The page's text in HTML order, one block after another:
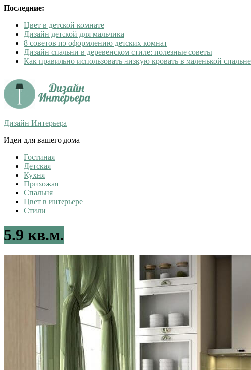
Последние:
Цвет в детской комнате
Дизайн детской для мальчика
8 советов по оформлению детских комнат
Дизайн спальни в деревенском стиле: полезные советы
Как правильно использовать низкую кровать в маленькой спальне
Дизайн Интерьера
Идеи для вашего дома
Гостиная
Детская
Кухня
Прихожая
Спальня
Цвет в интерьере
Стили
5.9 кв.м.